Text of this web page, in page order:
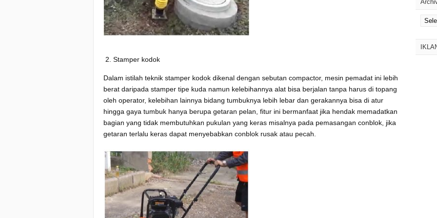
Stamper kodok
Dalam istilah teknik stamper kodok dikenal dengan sebutan compactor, mesin pemadat ini lebih
berat daripada stamper tipe kuda namun kelebihannya alat bisa berjalan tanpa harus di topang
oleh operator, kelebihan lainnya bidang tumbuknya lebih lebar dan gerakannya bisa di atur
hingga gaya tumbuk hanya berupa getaran pelan, fitur ini bermanfaat jika hendak memadatkan
bagian yang tidak membutuhkan pukulan yang keras misalnya pada pemasangan conblok, jika
getaran terlalu keras dapat menyebabkan conblok rusak atau pecah.